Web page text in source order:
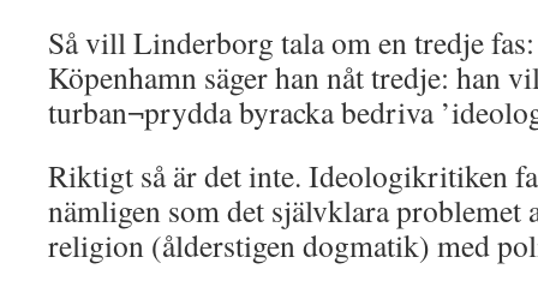
Så vill Linderborg tala om en tredje
Köpenhamn säger han nåt tredje: han
turban¬prydda byracka bedriva
Riktigt så är det inte. Ideologikritiken
nämligen som det självklara problemet
religion (ålderstigen dogmatik) med